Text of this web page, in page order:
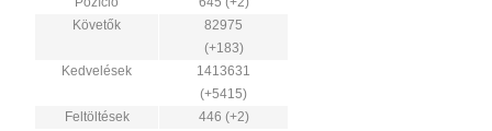
Követők
82975
(+183)
Kedvelések
1413631
(+5415)
Feltöltések
446 (+2)